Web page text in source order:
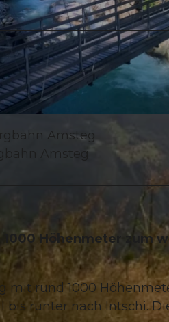
Amsteg
Amsteg
Höhenmeter zum
mit rund 1000
bis runter nach Intschi.